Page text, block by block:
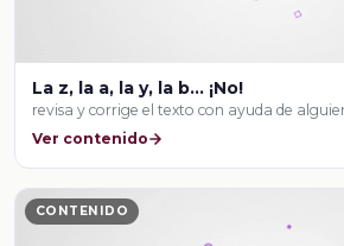
La z, la a, la y, la b... ¡No!
revisa y corrige el texto con ayuda de
Ver contenido
CONTENIDO